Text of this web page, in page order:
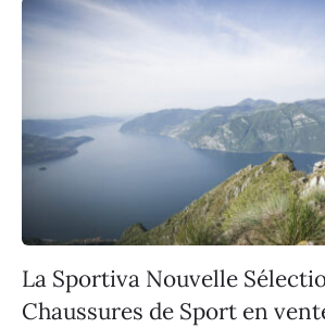
La Sportiva Nouvelle
Chaussures de Sport en